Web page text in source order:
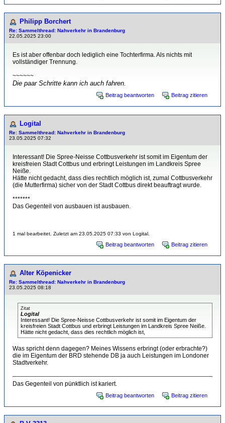
Philipp Borchert
Re: Sammelthread: Nahverkehr in Brandenburg
22.05.2025 23:00
Es ist aber offenbar doch lediglich eine Tochterfirma. Als nichts mit
vollständiger Trennung.
~~~~~~
Die paar Schritte kann ich auch fahren.
Beitrag beantworten Beitrag zitieren
Logital
Re: Sammelthread: Nahverkehr in Brandenburg
23.05.2025 07:32
Interessant! Die Spree-Neisse Cottbusverkehr ist somit im Eigentum der
kreisfreien Stadt Cottbus und erbringt Leistungen im Landkreis Spree
Neiße.
Hätte nicht gedacht, dass dies rechtlich möglich ist, zumal Cottbusverkehr
(die Mutterfirma) sicher von der Stadt Cottbus direkt beauftragt wurde.
*******
Das Gegenteil von ausbauen ist ausbauen.
1 mal bearbeitet. Zuletzt am 23.05.2025 07:33 von Logital.
Beitrag beantworten Beitrag zitieren
Alter Köpenicker
Re: Sammelthread: Nahverkehr in Brandenburg
23.05.2025 08:18
Zitat
Logital
Interessant! Die Spree-Neisse Cottbusverkehr ist somit im Eigentum der
kreisfreien Stadt Cottbus und erbringt Leistungen im Landkreis Spree Neiße.
Hätte nicht gedacht, dass dies rechtlich möglich ist,
Was spricht denn dagegen? Meines Wissens erbringt (oder erbrachte?)
die im Eigentum der BRD stehende DB ja auch Leistungen im Londoner
Stadtverkehr.
Das Gegenteil von pünktlich ist kariert.
Beitrag beantworten Beitrag zitieren